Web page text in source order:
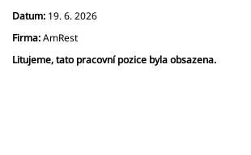
Datum: 19. 6. 2026
Firma:AmRest
Litujeme, tato pracovní pozice byla obsazena.